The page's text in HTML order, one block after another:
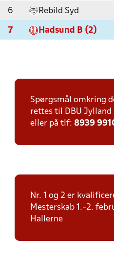
6 Rebild Syd
7 Hadsund B (2)
Spørgsmål omkring
rettes til DBU Jylland
eller på tlf: 8939
Nr. 1 og 2 er
Mesterskab 1.-2.
Hallerne